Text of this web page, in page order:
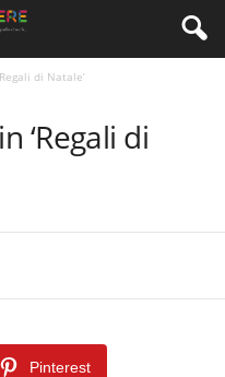
di Natale’
‘Regali di
Pinterest